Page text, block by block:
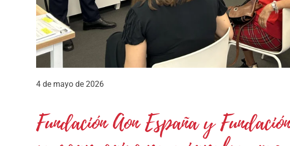
4 de mayo de 2026
Fundación Aon España y